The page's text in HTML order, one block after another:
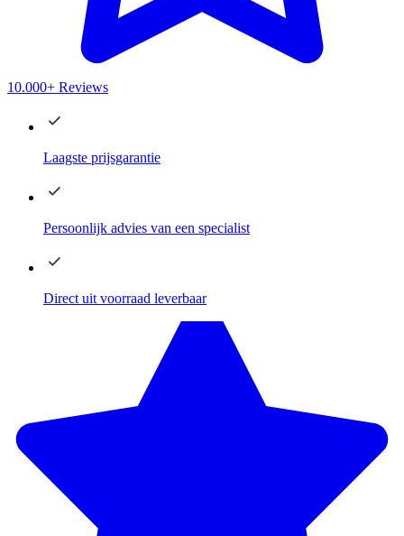
10.000+ Reviews
Laagste prijsgarantie
Persoonlijk advies van een specialist
Direct uit voorraad leverbaar